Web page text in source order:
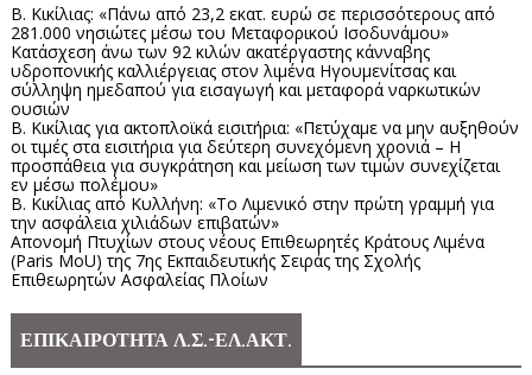
Β. Κικίλιας: «Πάνω από 23,2 εκατ. ευρώ σε περισσότερους από
281.000 νησιώτες μέσω του Μεταφορικού Ισοδυνάμου»
Κατάσχεση άνω των 92 κιλών ακατέργαστης κάνναβης
υδροπονικής καλλιέργειας στον λιμένα Ηγουμενίτσας και
σύλληψη ημεδαπού για εισαγωγή και μεταφορά ναρκωτικών
ουσιών
Β. Κικίλιας για ακτοπλοϊκά εισιτήρια: «Πετύχαμε να μην αυξηθούν
οι τιμές στα εισιτήρια για δεύτερη συνεχόμενη χρονιά – Η
προσπάθεια για συγκράτηση και μείωση των τιμών συνεχίζεται
εν μέσω πολέμου»
Β. Κικίλιας από Κυλλήνη: «Το Λιμενικό στην πρώτη γραμμή για
την ασφάλεια χιλιάδων επιβατών»
Απονομή Πτυχίων στους νέους Επιθεωρητές Κράτους Λιμένα
(Paris MoU) της 7ης Εκπαιδευτικής Σειράς της Σχολής
Επιθεωρητών Ασφαλείας Πλοίων
ΕΠΙΚΑΙΡΟΤΗΤΑ Λ.Σ.-ΕΛ.ΑΚΤ.